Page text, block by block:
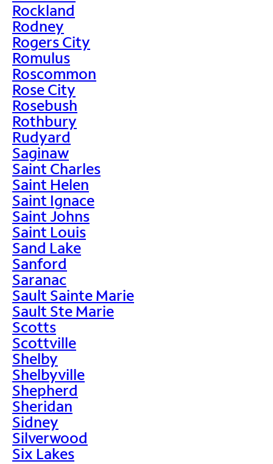
Rockland
Rodney
Rogers City
Romulus
Roscommon
Rose City
Rosebush
Rothbury
Rudyard
Saginaw
Saint Charles
Saint Helen
Saint Ignace
Saint Johns
Saint Louis
Sand Lake
Sanford
Saranac
Sault Sainte Marie
Sault Ste Marie
Scotts
Scottville
Shelby
Shelbyville
Shepherd
Sheridan
Sidney
Silverwood
Six Lakes